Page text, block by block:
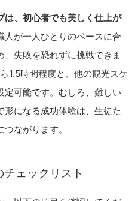
は、初心者でも美しく仕上が
人が一人ひとりのペースに合
失敗を恐れずに挑戦できま
1.5時間程度と、他の観光スケ
定可能です。むしろ、難しい
形になる成功体験は、生徒た
ながります。
ェックリスト